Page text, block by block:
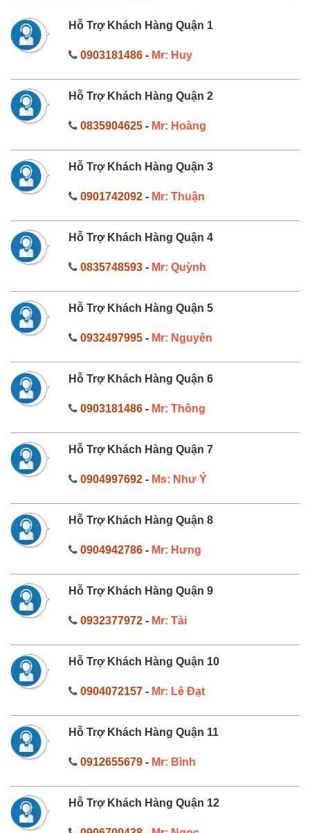
Hỗ Trợ Khách Hàng Quận 1
0903181486- Mr: Huy
Hỗ Trợ Khách Hàng Quận 2
0835904625- Mr: Hoàng
Hỗ Trợ Khách Hàng Quận 3
0901742092- Mr: Thuận
Hỗ Trợ Khách Hàng Quận 4
0835748593- Mr: Quỳnh
Hỗ Trợ Khách Hàng Quận 5
0932497995- Mr: Nguyên
Hỗ Trợ Khách Hàng Quận 6
0903181486- Mr: Thông
Hỗ Trợ Khách Hàng Quận 7
0904997692- Ms: Như Ý
Hỗ Trợ Khách Hàng Quận 8
0904942786- Mr: Hưng
Hỗ Trợ Khách Hàng Quận 9
0932377972- Mr: Tài
Hỗ Trợ Khách Hàng Quận 10
0904072157- Mr: Lê Đạt
Hỗ Trợ Khách Hàng Quận 11
0912655679- Mr: Bình
Hỗ Trợ Khách Hàng Quận 12